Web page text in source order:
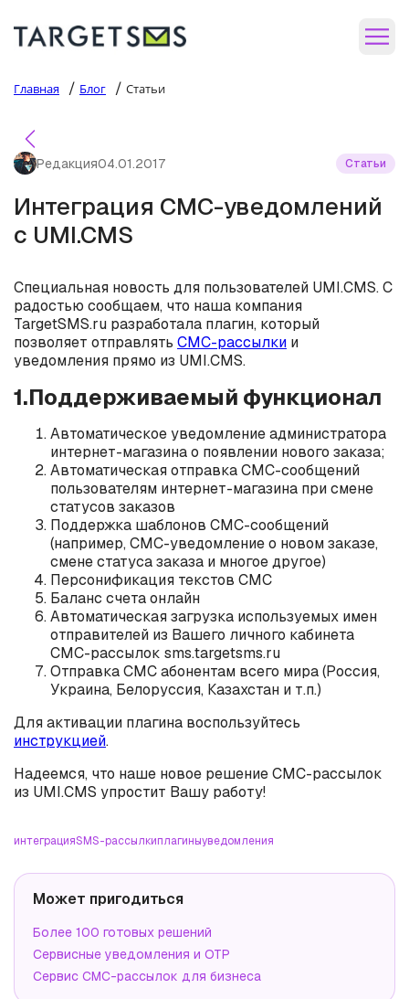
Главная / Блог / Статьи
Редакция04.01.2017 Статьи
Интеграция СМС-уведомлений
с UMI.CMS
Специальная новость для пользователей UMI.CMS. С
радостью сообщаем, что наша компания
TargetSMS.ru разработала плагин, который
позволяет отправлять СМС-рассылки и
уведомления прямо из UMI.CMS.
1.Поддерживаемый функционал
Автоматическое уведомление администратора
интернет-магазина о появлении нового заказа;
Автоматическая отправка СМС-сообщений
пользователям интернет-магазина при смене
статусов заказов
Поддержка шаблонов СМС-сообщений
(например, СМС-уведомление о новом заказе,
смене статуса заказа и многое другое)
Персонификация текстов СМС
Баланс счета онлайн
Автоматическая загрузка используемых имен
отправителей из Вашего личного кабинета
СМС-рассылок sms.targetsms.ru
Отправка СМС абонентам всего мира (Россия,
Украина, Белоруссия, Казахстан и т.п.)
Для активации плагина воспользуйтесь
инструкцией.
Надеемся, что наше новое решение СМС-рассылок
из UMI.CMS упростит Вашу работу!
интеграцияSMS-рассылкиплагиныуведомления
Может пригодиться
Более 100 готовых решений
Сервисные уведомления и OTP
Сервис СМС-рассылок для бизнеса